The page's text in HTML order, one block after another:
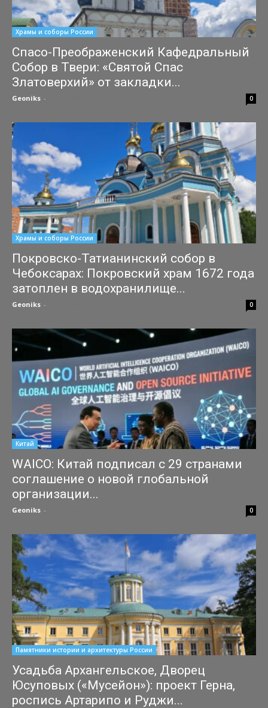
Храмы и соборы России
Спасо-Преображенский Кафедральный
Собор в Твери: «Святой Спас
Златоверхий» от закладки...
Geoniks - 0
Храмы и соборы России
Покровско-Татианинский собор в
Чебоксарах: Покровский храм 1672 года
затоплен в водохранилище...
Geoniks - 0
Китай
WAICO: Китай подписал с 29 странами
соглашение о новой глобальной
организации...
Geoniks - 0
Памятники истории и архитектуры России
Усадьба Архангельское, Дворец
Юсуповых («Мусейон»): проект Герна,
роспись Артарипо и Руджи...